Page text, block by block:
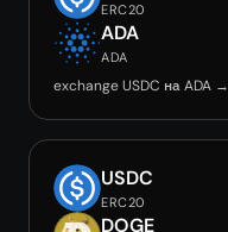
ERC20
ADA
ADA
exchange USDC на ADA →
USDC
ERC20
DOGE